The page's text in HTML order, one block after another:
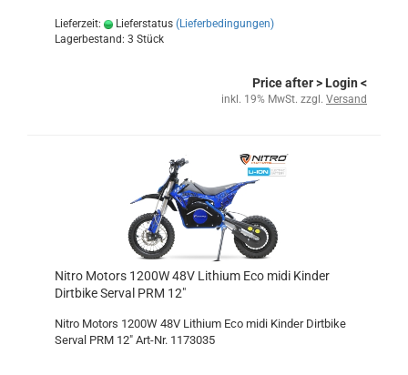
Lieferzeit: Lieferstatus (Lieferbedingungen)
Lagerbestand: 3 Stück
Price after> Login <
inkl. 19% MwSt. zzgl. Versand
Nitro Motors 1200W 48V Lithium Eco midi Kinder
Dirtbike Serval PRM 12"
Nitro Motors 1200W 48V Lithium Eco midi Kinder Dirtbike
Serval PRM 12" Art-Nr. 1173035